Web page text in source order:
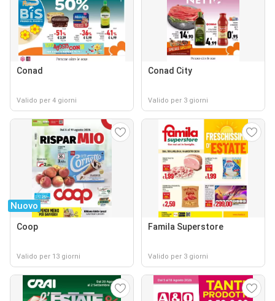
Conad
Valido per 4 giorni
Conad City
Valido per 3 giorni
Nuovo
Coop
Valido per 13 giorni
Famila Superstore
Valido per 3 giorni